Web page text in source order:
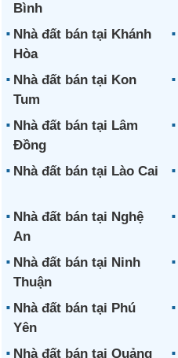
Bình
Nhà đất bán tại Khánh
Hòa
Nhà đất bán tại Kon
Tum
Nhà đất bán tại Lâm
Đồng
Nhà đất bán tại Lào Cai
Nhà đất bán tại Nghệ
An
Nhà đất bán tại Ninh
Thuận
Nhà đất bán tại Phú
Yên
Nhà đất bán tại Quảng